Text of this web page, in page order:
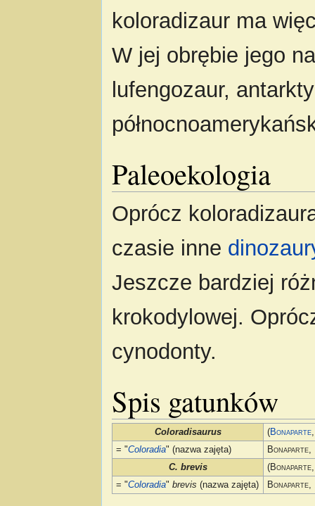
koloradizaur ma
W jej obrębie jego
lufengozaur,
Paleoekologia
Oprócz
czasie inne
Jeszcze bardziej
krokodylowej.
cynodonty.
Spis gatunków
Coloradisaurus (Bonaparte
= "Coloradia" (nazwa zajęta) Bonaparte,
C. brevis
(Bonaparte
= "Coloradia"brevis (nazwa zajęta) Bonaparte,